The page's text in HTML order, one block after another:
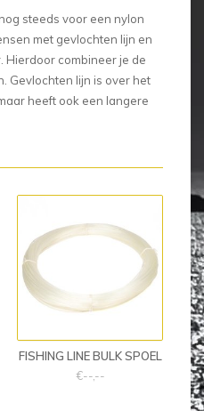
steeds voor een nylon
met gevlochten lijn en
Hierdoor combineer je de
Gevlochten lijn is over het
heeft ook een langere
FISHING LINE BULK SPOEL
€--,--